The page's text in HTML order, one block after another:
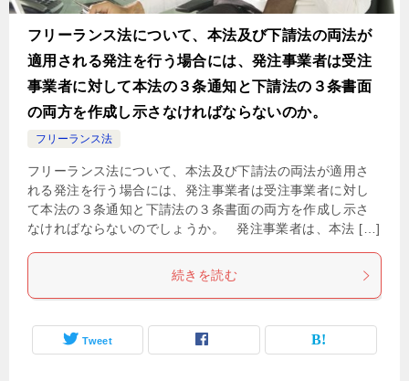
フリーランス法について、本法及び下請法の両法が
適用される発注を行う場合には、発注事業者は受注
事業者に対して本法の３条通知と下請法の３条書面
の両方を作成し示さなければならないのか。
フリーランス法
フリーランス法について、本法及び下請法の両法が適用さ
れる発注を行う場合には、発注事業者は受注事業者に対し
て本法の３条通知と下請法の３条書面の両方を作成し示さ
なければならないのでしょうか。 発注事業者は、本法 […]
続きを読む
Tweet